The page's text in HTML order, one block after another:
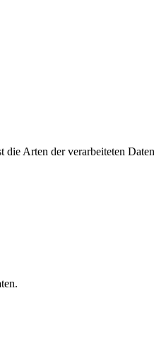
die Arten der verarbeiteten